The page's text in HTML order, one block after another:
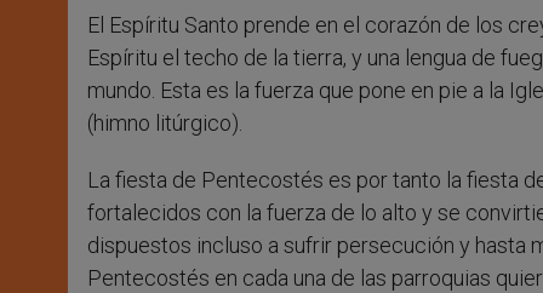
El Espíritu Santo prende en el corazón de los
Espíritu el techo de la tierra, y una lengua de
mundo. Esta es la fuerza que pone en pie a la
(himno litúrgico).
La fiesta de Pentecostés es por tanto la fiesta
fortalecidos con la fuerza de lo alto y se
dispuestos incluso a sufrir persecución y hasta
Pentecostés en cada una de las parroquias